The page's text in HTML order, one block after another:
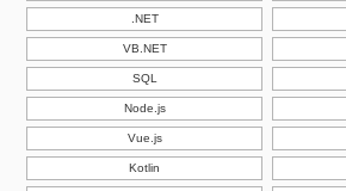
.NET
VB.NET
SQL
Node.js
Vue.js
Kotlin